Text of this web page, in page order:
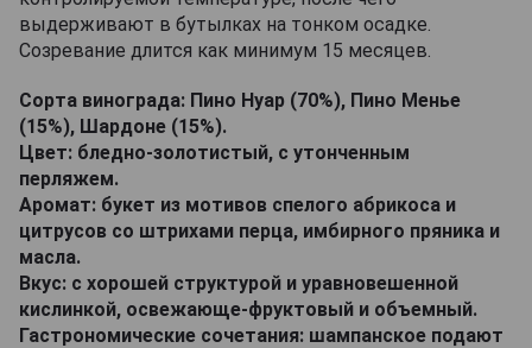
выдерживают в бутылках на тонком осадке.
Созревание длится как минимум 15 месяцев.
Сорта винограда: Пино Нуар (70%), Пино Менье
(15%), Шардоне (15%).
Цвет: бледно-золотистый, с утонченным
перляжем.
Аромат: букет из мотивов спелого абрикоса и
цитрусов со штрихами перца, имбирного пряника и
масла.
Вкус: с хорошей структурой и уравновешенной
кислинкой, освежающе-фруктовый и объемный.
Гастрономические сочетания: шампанское подают